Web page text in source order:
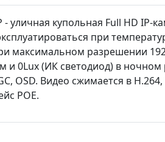
- уличная купольная Full HD
при
максимальном разрешении
и 0Lux (ИК светодиод) в
OSD. Видео сжимается в
POE.